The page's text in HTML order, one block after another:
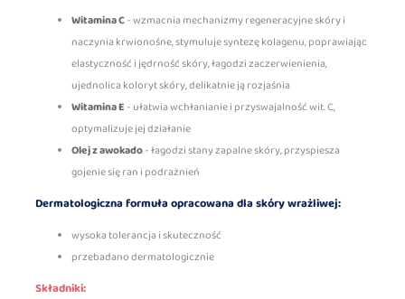
Witamina C- wzmacnia mechanizmy regeneracyjne skóry i
naczynia krwionośne, stymuluje syntezę kolagenu, poprawiając
elastyczność i jędrność skóry, łagodzi zaczerwienienia,
ujednolica koloryt skóry, delikatnie ją rozjaśnia
Witamina E - ułatwia wchłanianie i przyswajalność wit. C,
optymalizuje jej działanie
Olej z awokado- łagodzi stany zapalne skóry, przyspiesza
gojenie się ran i podrażnień
Dermatologiczna formuła opracowana dla skóry wrażliwej:
wysoka tolerancja i skuteczność
przebadano dermatologicznie
Składniki: